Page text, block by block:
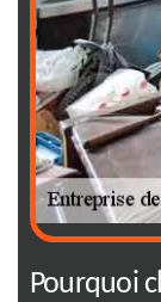
Pourquoi